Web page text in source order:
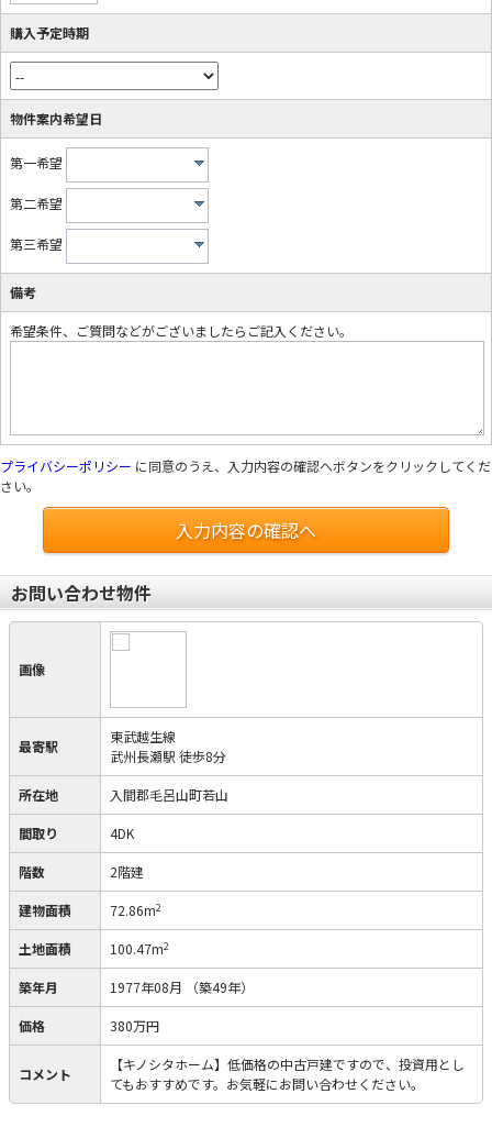
購入予定時期
物件案内希望日
第一希望
第二希望
第三希望
備考
希望条件、ご質問などがございましたらご記入ください。
プライバシーポリシー に同意のうえ、入力内容の確認へボタンをクリックしてくだ
さい。
入力内容の確認へ
お問い合わせ物件
画像
最寄駅
東武越生線
武州長瀬駅 徒歩8分
所在地 入間郡毛呂山町若山
間取り 4DK
階数 2階建
建物面積 72.86m2
土地面積 100.47m2
築年月 1977年08月 （築49年）
価格 380万円
コメント
【キノシタホーム】低価格の中古戸建ですので、投資用とし
てもおすすめです。お気軽にお問い合わせください。